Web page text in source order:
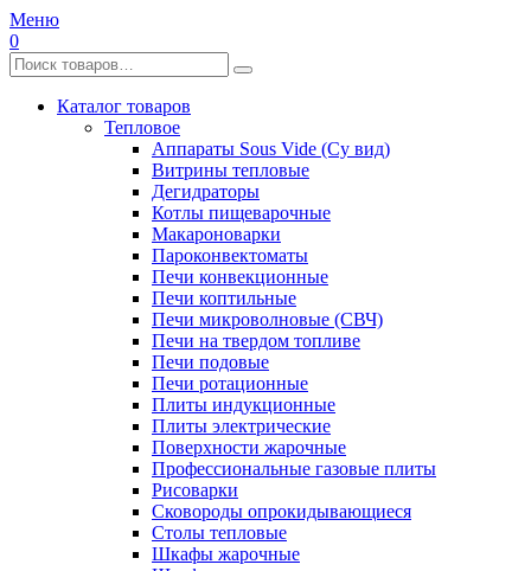
Меню
0
Каталог товаров
Тепловое
Аппараты Sous Vide (Су вид)
Витрины тепловые
Дегидраторы
Котлы пищеварочные
Макароноварки
Пароконвектоматы
Печи конвекционные
Печи коптильные
Печи микроволновые (СВЧ)
Печи на твердом топливе
Печи подовые
Печи ротационные
Плиты индукционные
Плиты электрические
Поверхности жарочные
Профессиональные газовые плиты
Рисоварки
Сковороды опрокидывающиеся
Столы тепловые
Шкафы жарочные